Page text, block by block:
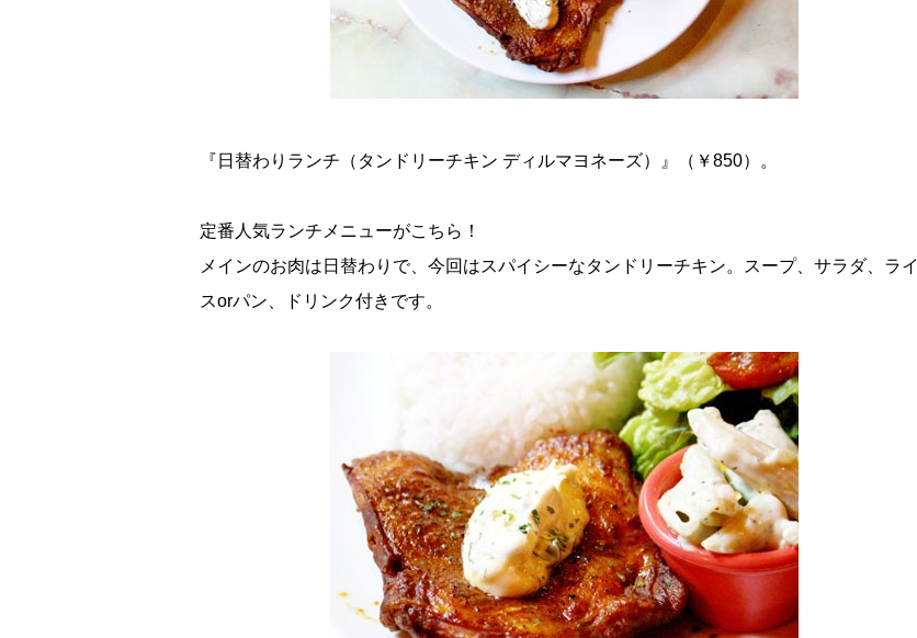
『日替わりランチ（タンドリーチキン ディルマヨネーズ）』（￥850）。
定番人気ランチメニューがこちら！
メインのお肉は日替わりで、今回はスパイシーなタンドリーチキン。スープ、サラダ、ライ
スorパン、ドリンク付きです。